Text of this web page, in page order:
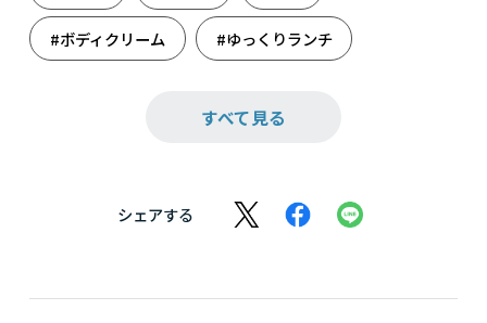
#ボディクリーム #ゆっくりランチ
すべて見る
シェアする